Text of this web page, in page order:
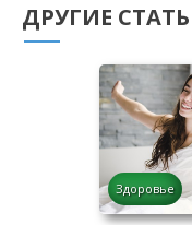
ДРУГИЕ
Здоровье